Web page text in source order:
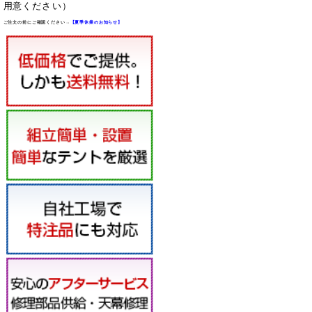
用意ください）
ご注文の前にご確認ください→ 【夏季休業のお知らせ】